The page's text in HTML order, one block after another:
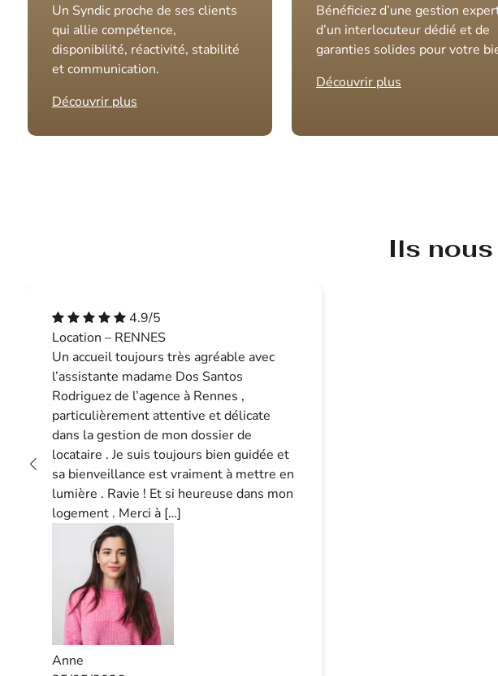
Un Syndic proche de ses clients
qui allie compétence,
disponibilité, réactivité, stabilité
et communication.
Découvrir plus
Bénéficiez d’une gestion
d’un interlocuteur dédié et de
garanties solides pour votre
Découvrir plus
Ils
4.9/5
Location – RENNES
Un accueil toujours très agréable avec
l’assistante madame Dos Santos
Rodriguez de l’agence à Rennes ,
particulièrement attentive et délicate
dans la gestion de mon dossier de
locataire . Je suis toujours bien guidée et
sa bienveillance est vraiment à mettre en
lumière . Ravie ! Et si heureuse dans mon
logement . Merci à […]
Anne